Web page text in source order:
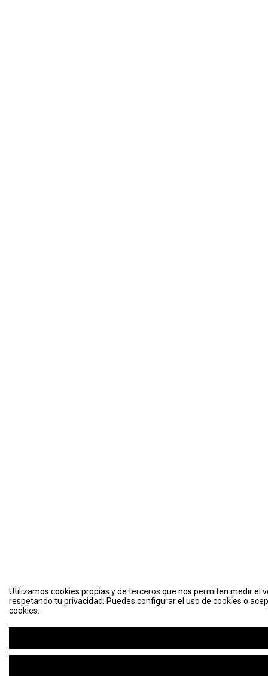
Utilizamos cookies propias y de terceros que nos permiten medir el
respetando tu privacidad. Puedes configurar el uso de cookies o
cookies.